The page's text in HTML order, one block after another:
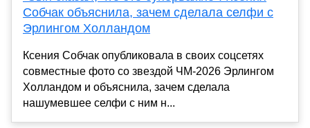
Собчак объяснила, зачем сделала селфи с
Эрлингом Холландом
Ксения Собчак опубликовала в своих соцсетях
совместные фото со звездой ЧМ-2026 Эрлингом
Холландом и объяснила, зачем сделала
нашумевшее селфи с ним н...